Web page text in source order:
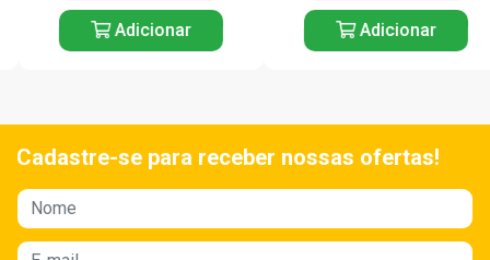
Adicionar Adicionar
Cadastre-se para receber nossas ofertas!